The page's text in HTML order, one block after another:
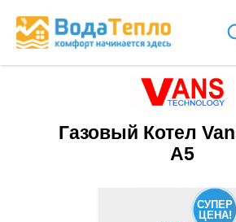
Газовый Котел
A5
СУПЕР
ЦЕНА!